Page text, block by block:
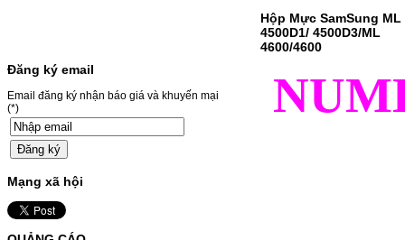
HỘP MỰC MÀU SAMSUNG
CLT-403S CHO DÒNG MÁY
SL-C435/C436
HỘP MỰC MÀU SAMSUNG CLT-403S CHO
DÒNG MÁY SL-C435/C436MÃ HỘP MỰC:-
Samsung CLT-403S- Loại mực: Mực in laser
Đăng ký email
Email đăng ký nhận báo giá và khuyến mại
(*)
Mạng xã hội
Hộp Mực SamSung ML
4500D1/ 4500D3/ML
4600/4600